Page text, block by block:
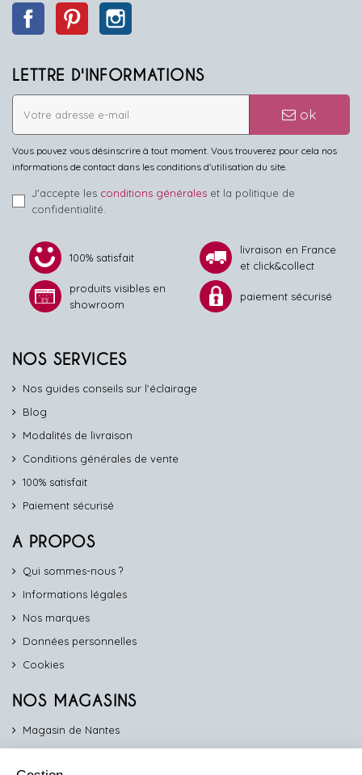
Facebook Pinterest
LETTRE D'INFORMATIONS
ok
Vous pouvez vous désinscrire à tout moment. Vous trouverez pour cela nos
informations de contact dans les conditions d'utilisation du site.
J'accepte les conditions générales et la politique de
confidentialité.
100% satisfait
livraison en France
et click&collect
produits visibles en
showroom
paiement sécurisé
NOS SERVICES
Nos guides conseils sur l'éclairage
Blog
Modalités de livraison
Conditions générales de vente
100% satisfait
Paiement sécurisé
A PROPOS
Qui sommes-nous ?
Informations légales
Nos marques
Données personnelles
Cookies
NOS MAGASINS
Magasin de Nantes